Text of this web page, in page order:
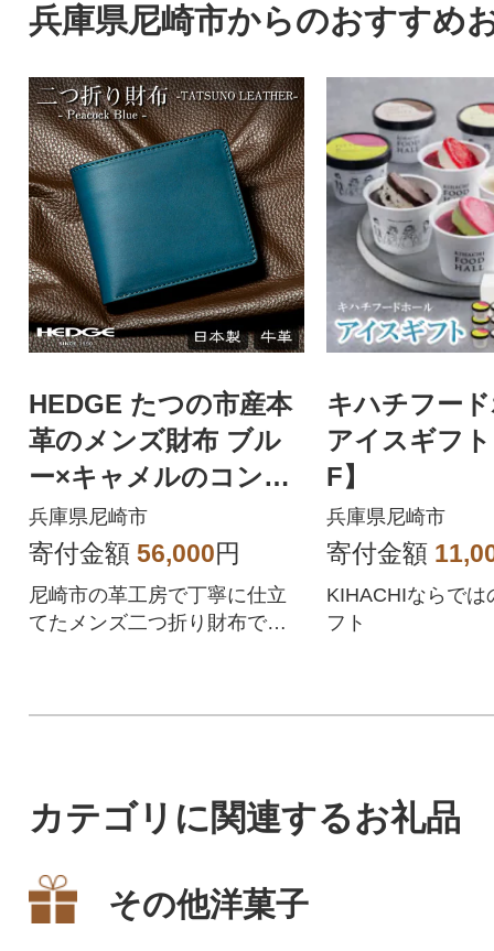
兵庫県尼崎市からのおすすめ
HEDGE たつの市産本
革のメンズ財布 ブル
ー×キャメルのコント
ラストが魅力の二つ折
り財布
兵庫県尼崎市
寄付金額 56,000円
尼崎市の革工房で丁寧に仕立
てたメンズ二つ折り財布で
キハチフー
アイスギフ
F】
兵庫県尼崎市
寄付金額
KIHACHIならでは
フト
カテゴリに関連するお礼品
その他洋菓子